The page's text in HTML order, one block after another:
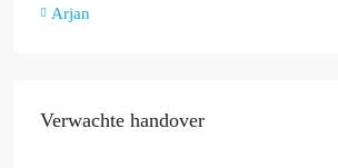
Arjan
Verwachte handover